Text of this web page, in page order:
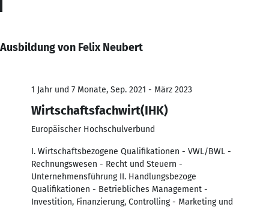
Ausbildung von Felix Neubert
1 Jahr und 7 Monate, Sep. 2021 - März 2023
Wirtschaftsfachwirt(IHK)
Europäischer Hochschulverbund
I. Wirtschaftsbezogene Qualifikationen - VWL/BWL -
Rechnungswesen - Recht und Steuern -
Unternehmensführung II. Handlungsbezoge
Qualifikationen - Betriebliches Management -
Investition, Finanzierung, Controlling - Marketing und